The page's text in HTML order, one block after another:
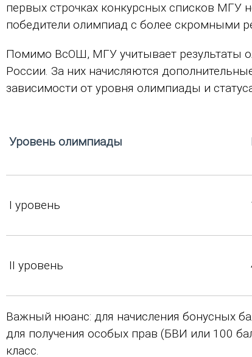
первых строчках конкурсных списков МГУ
победители олимпиад с более скромными
Помимо ВсОШ, МГУ учитывает результаты
России. За них начисляются
зависимости от уровня олимпиады и
Уровень олимпиады
I уровень
II уровень
Важный нюанс: для начисления бонусных
для получения особых прав (БВИ или 100
класс.